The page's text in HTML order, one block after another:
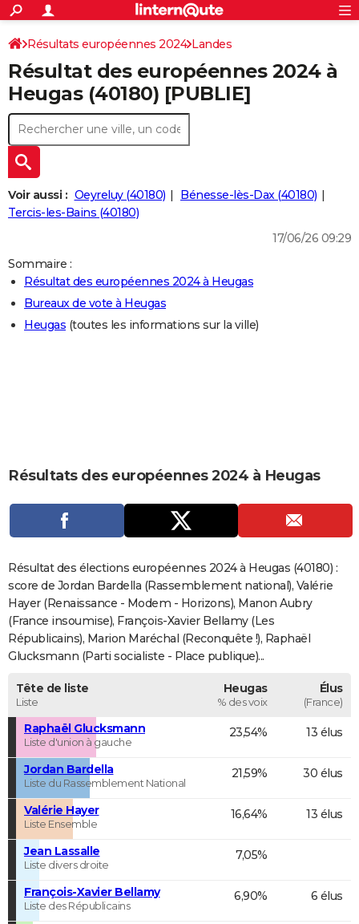
ACTUALITÉS
Politique
Société
Faits Divers
Education
Monde
Villes
+
SPORT
Coupe du monde 2026
Football
Tennis
Cyclisme
Rugby
Forum
Programme TV
TNT
Streaming
Cinéma
Sorties cinéma
Musique
+
FINANCE
Retraite
Impôts
Epargne
Immobilier
Risques naturels par ville
Banque
Assurance
Crédit
AUTO
Essais
Réserver un essai
Citadines
Berlines
SUV
Forum auto
+
HIGH-TECH
Mobiles
Meilleur smartphone
Internet
Ordinateurs
Jeux vidéo
Guide high-tech
+
BRICOLAGE
Guides de France
Escapades
Patrimoine
Expositions
Musées
Week-end nature
LIFESTYLE
Art de vivre
Bien-être
Loisirs
Mode
Modes de vie
CARTE DE VOEUX
Carte de Noël
Carte Bonne année
Carte Saint-Valentin
Carte Pâques
Carte d'anniversaire
DICTIONNAIRE
Dictionnaire
Biographies
Citations
Expressions
Proverbes
PROGRAMME TV
COPAINS D'AVANT
S'inscrire
Se connecter
Lycées
Collèges
Primaires
Universités
Entreprises
Service militaire
Avis de recherche
AVIS DE DÉCÈS
FORUM
S'inscrire
Connexion
Résultats européennes 2024 Landes
Résultat des européennes 2024 à
Heugas (40180) [PUBLIE]
Voir aussi : Oeyreluy (40180)
Bénesse-lès-Dax (40180)
Tercis-les-Bains (40180)
17/06/26 09:29
Sommaire :
Résultat des européennes 2024 à Heugas
Bureaux de vote à Heugas
Heugas (toutes les informations sur la ville)
Résultats des européennes 2024 à Heugas
Résultat des élections européennes 2024 à Heugas (40180) :
score de Jordan Bardella (Rassemblement national), Valérie
Hayer (Renaissance - Modem - Horizons), Manon Aubry
(France insoumise), François-Xavier Bellamy (Les
Républicains), Marion Maréchal (Reconquête !), Raphaël
Glucksmann (Parti socialiste - Place publique)...
Tête de liste
Liste
Heugas
% des voix
Élus
(France)
Raphaël Glucksmann
Liste d'union à gauche
23,54% 13 élus
Jordan Bardella
Liste du Rassemblement National
21,59% 30 élus
Valérie Hayer
Liste Ensemble
16,64% 13 élus
Jean Lassalle
Liste divers droite
7,05%
François-Xavier Bellamy
Liste des Républicains
6,90% 6 élus